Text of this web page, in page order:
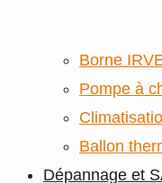
Borne
Pompe à
Ballon
Dépannage et